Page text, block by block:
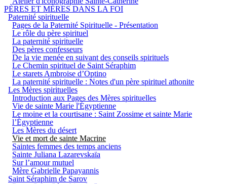
PÈRES ET MÈRES DANS LA FOI
Paternité spirituelle
Pages de la Paternité Spirituelle - Présentation
Le rôle du père spirituel
La paternité spirituelle
Des pères confesseurs
De la vie menée en suivant des conseils spirituels
Le Chemin spirituel de Saint Séraphim
Le starets Ambroise d’Optino
La paternité spirituelle : Notes d'un père spirituel athonite
Les Mères spirituelles
Introduction aux Pages des Mères spirituelles
Vie de sainte Marie l'Égyptienne
Le moine et la courtisane : Saint Zossime et sainte Marie
l’Égyptienne
Les Mères du désert
Vie et mort de sainte Macrine
Saintes femmes des temps anciens
Sainte Juliana Lazarevskaïa
Sur l’amour mutuel
Mère Gabrielle Papayannis
Saint Séraphim de Sarov